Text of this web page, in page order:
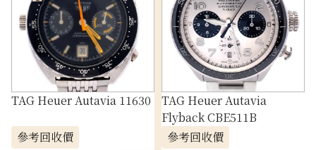
TAG Heuer Autavia 11630
參考回收價
TAG Heuer Autavia
Flyback CBE511B
參考回收價